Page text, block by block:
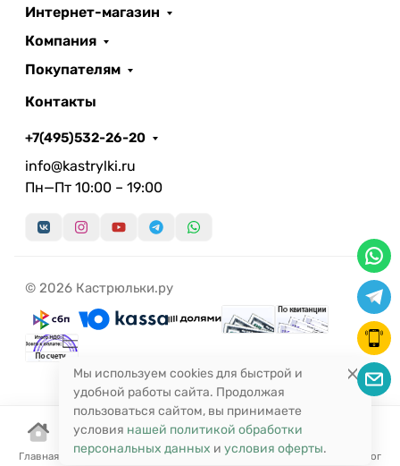
Главная Корзина Избранное Сравнение Поиск Каталог
Интернет-магазин
Компания
Покупателям
Контакты
+7(495)532-26-20
info@kastrylki.ru
Пн—Пт 10:00 – 19:00
© 2026 Кастрюльки.ру
Мы используем cookies для быстрой и
удобной работы сайта. Продолжая
пользоваться сайтом, вы принимаете
условия нашей политикой обработки
персональных данных и условия оферты.